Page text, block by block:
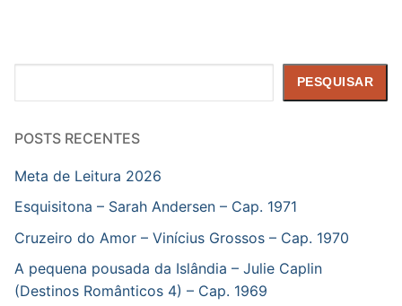
PESQUISAR
POSTS RECENTES
Meta de Leitura 2026
Esquisitona – Sarah Andersen – Cap. 1971
Cruzeiro do Amor – Vinícius Grossos – Cap. 1970
A pequena pousada da Islândia – Julie Caplin
(Destinos Românticos 4) – Cap. 1969